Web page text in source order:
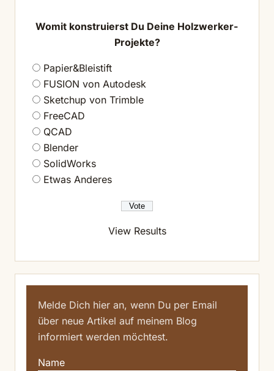
Womit konstruierst Du Deine Holzwerker-
Projekte?
Papier&Bleistift
FUSION von Autodesk
Sketchup von Trimble
FreeCAD
QCAD
Blender
SolidWorks
Etwas Anderes
View Results
Melde Dich hier an, wenn Du per Email
über neue Artikel auf meinem Blog
informiert werden möchtest.
Name